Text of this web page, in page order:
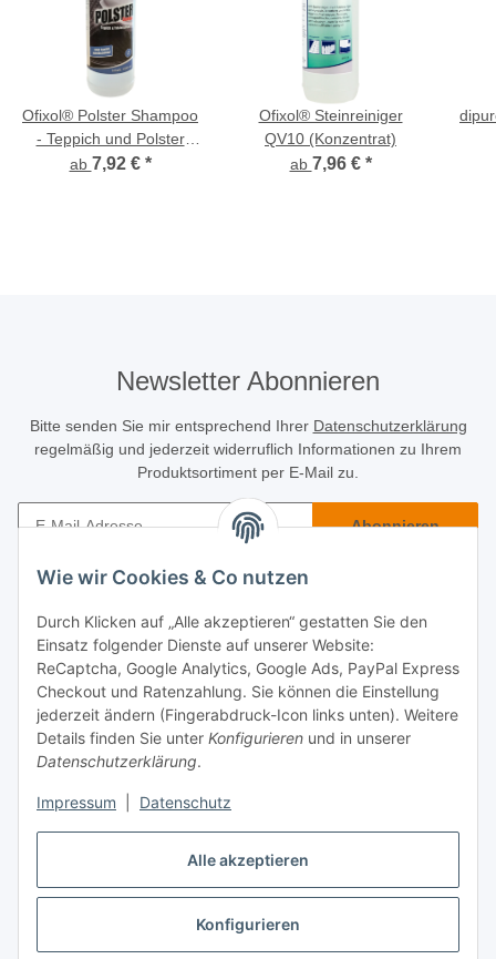
Alle akzeptieren
Konfigurieren
Wie wir Cookies & Co nutzen
Durch Klicken auf „Alle akzeptieren“ gestatten Sie den
Einsatz folgender Dienste auf unserer Website:
ReCaptcha, Google Analytics, Google Ads, PayPal Express
Checkout und Ratenzahlung. Sie können die Einstellung
jederzeit ändern (Fingerabdruck-Icon links unten). Weitere
Details finden Sie unter Konfigurieren und in unserer
Datenschutzerklärung.
Impressum Datenschutz
Ofixol® Polster Shampoo
- Teppich und Polster
Reiniger, Konzentrat
ab 7,92 € *
Ofixol® Steinreiniger
QV10 (Konzentrat)
ab 7,96 € *
Newsletter Abonnieren
Bitte senden Sie mir entsprechend Ihrer Datenschutzerklärung
regelmäßig und jederzeit widerruflich Informationen zu Ihrem
Produktsortiment per E-Mail zu.
Abonnieren
Informatives
Rechtliches